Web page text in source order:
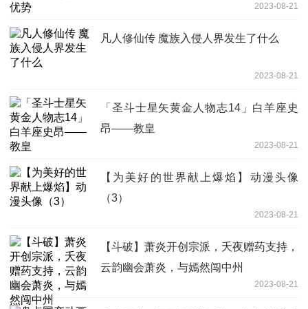
2023-08-21
凡人修仙传 魔族入侵人界发生了什么
2023-08-21
「圣斗士星矢黄金人物志14」白羊座史
昂——教皇
2023-08-21
【为美好的世界献上爆焰】动漫头像
（3）
2023-08-21
【斗破】萧炎开创宗派，夭夜赠药支持，
云韵幽会萧炎，与嫣然闯中州
2023-08-21